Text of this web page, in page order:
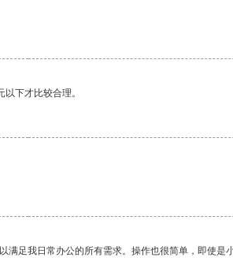
下才比较合理。
足我日常办公的所有需求。操作也很简单，即使是